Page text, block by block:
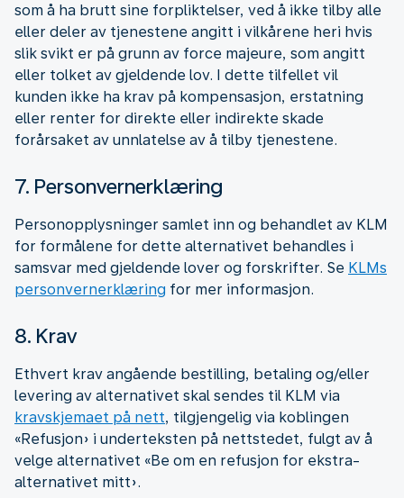
som å ha brutt sine forpliktelser, ved å ikke tilby alle
eller deler av tjenestene angitt i vilkårene heri hvis
slik svikt er på grunn av force majeure, som angitt
eller tolket av gjeldende lov. I dette tilfellet vil
kunden ikke ha krav på kompensasjon, erstatning
eller renter for direkte eller indirekte skade
forårsaket av unnlatelse av å tilby tjenestene.
7. Personvernerklæring
Personopplysninger samlet inn og behandlet av KLM
for formålene for dette alternativet behandles i
samsvar med gjeldende lover og forskrifter. Se KLMs
personvernerklæring for mer informasjon.
8. Krav
Ethvert krav angående bestilling, betaling og/eller
levering av alternativet skal sendes til KLM via
kravskjemaet på nett, tilgjengelig via koblingen
«Refusjon» i underteksten på nettstedet, fulgt av å
velge alternativet «Be om en refusjon for ekstra-
alternativet mitt».